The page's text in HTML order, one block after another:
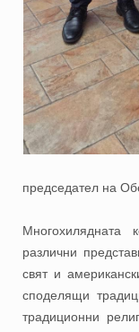
Заедно с
председател на
различни
свят и
споделящи
традиционни